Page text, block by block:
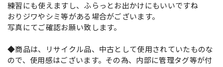
練習にも使えますし、ふらっとお出かけにもいいですね
おりジワやシミ等がある場合がございます。
写真にてご確認お願い致します。
◆商品は、リサイクル品、中古として使用されていたものな
ので、使用感はございます。その為、内部に管理タグ等が付